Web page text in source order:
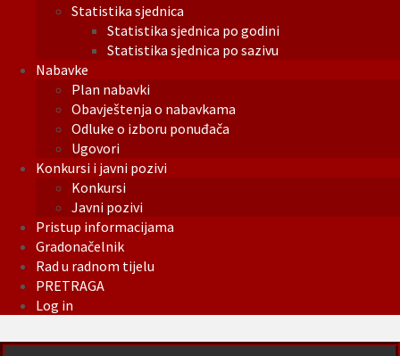
Statistika sjednica
Statistika sjednica po godini
Statistika sjednica po sazivu
Nabavke
Plan nabavki
Obavještenja o nabavkama
Odluke o izboru ponuđača
Ugovori
Konkursi i javni pozivi
Konkursi
Javni pozivi
Pristup informacijama
Gradonačelnik
Rad u radnom tijelu
PRETRAGA
Log in